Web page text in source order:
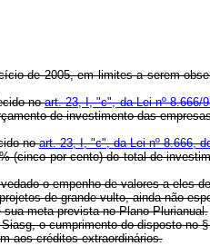
de 2005, em limites a serem
noart. 23, I, "c", da Lei nº 8.666/
de investimento das
noart. 23, I, "c", da Lei nº 8.666,
por cento) do total de
o empenho de valores a eles
de grande vulto, ainda não
meta prevista no Plano Plurianual.
o cumprimento do disposto no §
aos créditos extraordinários.